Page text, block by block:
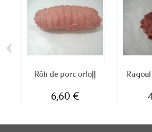
Rôti de porc orloff
6,60 €
‹